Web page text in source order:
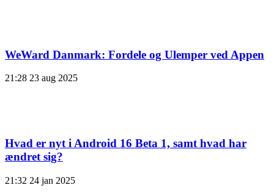
WeWard Danmark: Fordele og Ulemper ved Appen
21:28 23 aug 2025
Hvad er nyt i Android 16 Beta 1, samt hvad har
ændret sig?
21:32 24 jan 2025